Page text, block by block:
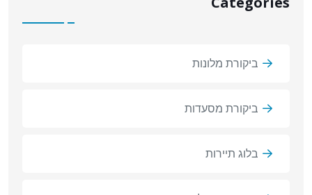
ביקורת מלונות
ביקורת מסעדות
בלוג תיירות